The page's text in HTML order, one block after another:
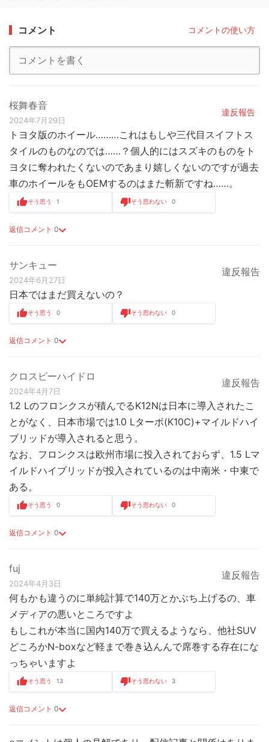
コメント コメントの使い方
桜舞春音
2024年7月29日
違反報告
トヨタ版のホイール………これはもしや三代目スイフトス
タイルのものなのでは……？個人的にはスズキのものをト
ヨタに奪われたくないのであまり嬉しくないのですが過去
車のホイールをもOEMするのはまた斬新ですね……。
返信コメント 0
そう思う 1 そう思わない 0
サンキュー
2024年6月27日
違反報告
日本ではまだ買えないの？
返信コメント 0
そう思う 0 そう思わない 0
クロスビーハイドロ
2024年4月7日
違反報告
1.2 Lのフロンクスが積んでるK12Nは日本に導入されたこ
とがなく、日本市場では1.0 Lターボ(K10C)+マイルドハイ
ブリッドが導入されると思う。
なお、フロンクスは欧州市場に投入されておらず、1.5 Lマ
イルドハイブリッドが投入されているのは中南米・中東で
ある。
返信コメント 0
そう思う 0 そう思わない 0
fuj
2024年4月3日
違反報告
何もかも違うのに単純計算で140万とかぶち上げるの、車
メディアの悪いところですよ
もしこれが本当に国内140万で買えるようなら、他社SUV
どころかN-boxなど軽まで巻き込んんで席巻する存在にな
っちゃいますよ
返信コメント 0
そう思う 13 そう思わない 3